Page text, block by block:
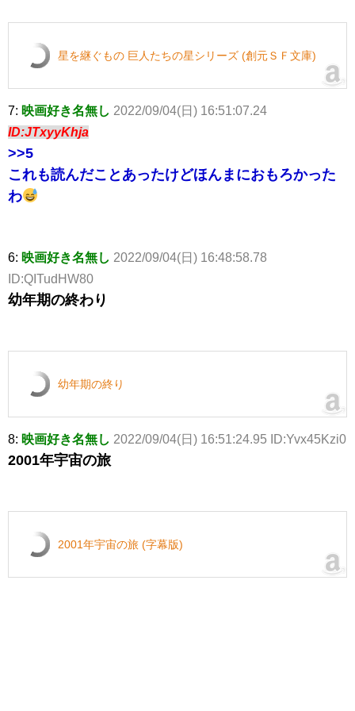
星を継ぐもの 巨人たちの星シリーズ (創元ＳＦ文庫)
7: 映画好き名無し 2022/09/04(日) 16:51:07.24
ID:JTxyyKhja
>>5
これも読んだことあったけどほんまにおもろかった
わ
6: 映画好き名無し 2022/09/04(日) 16:48:58.78
ID:QITudHW80
幼年期の終わり
幼年期の終り
8: 映画好き名無し 2022/09/04(日) 16:51:24.95 ID:Yvx45Kzi0
2001年宇宙の旅
2001年宇宙の旅 (字幕版)